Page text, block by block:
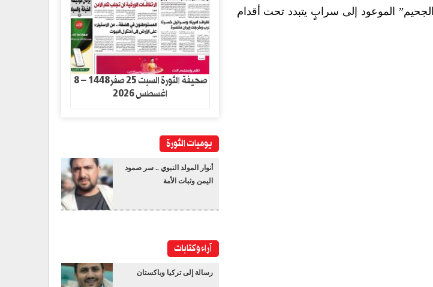
الموعود إلى سرابٍ يتبدد تحت أقدام
صحيفة الثورة السبت 25 صفر1448 – 8
اغسطس 2026
يوميات الثورة
أنوار المولد النبوي .. سر صمود
اليمن وثبات الأمة
آراء وكتابات
رسالة إلى تركيا وباكستان